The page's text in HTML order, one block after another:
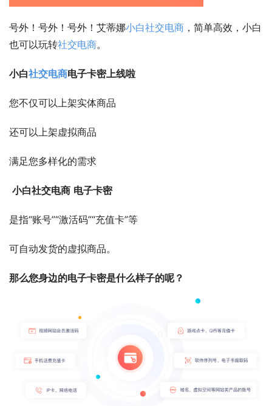
号外！号外！号外！艾蒂娜小白社交电商 ，简单高效，小白
也可以玩转社交电商。
小白社交电商电子卡密上线啦
您不仅可以上架实体商品
还可以上架虚拟商品
满足您多样化的需求
小白社交电商 电子卡密
是指“账号”“激活码”“充值卡”等
可自动发货的虚拟商品。
那么您身边的电子卡密是什么样子的呢？